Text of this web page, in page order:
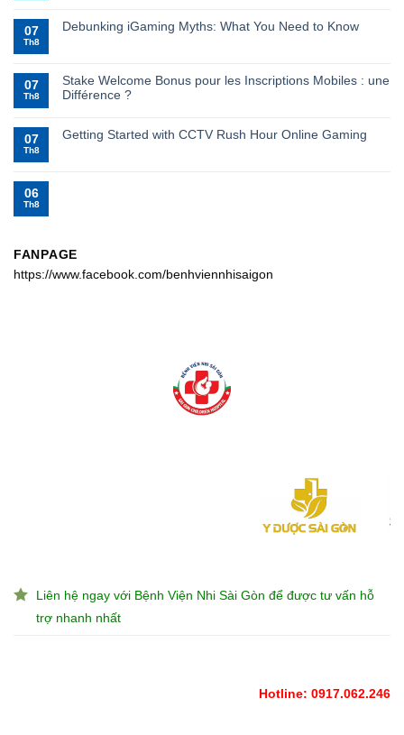
07
Th8
Debunking iGaming Myths: What You Need to Know
07
Th8
Stake Welcome Bonus pour les Inscriptions Mobiles : une
Différence ?
07
Th8
Getting Started with CCTV Rush Hour Online Gaming
06
Th8
FANPAGE
https://www.facebook.com/benhviennhisaigon
Liên hệ ngay với Bệnh Viện Nhi Sài Gòn để được tư vấn hỗ
trợ nhanh nhất
Hotline: 0917.062.246